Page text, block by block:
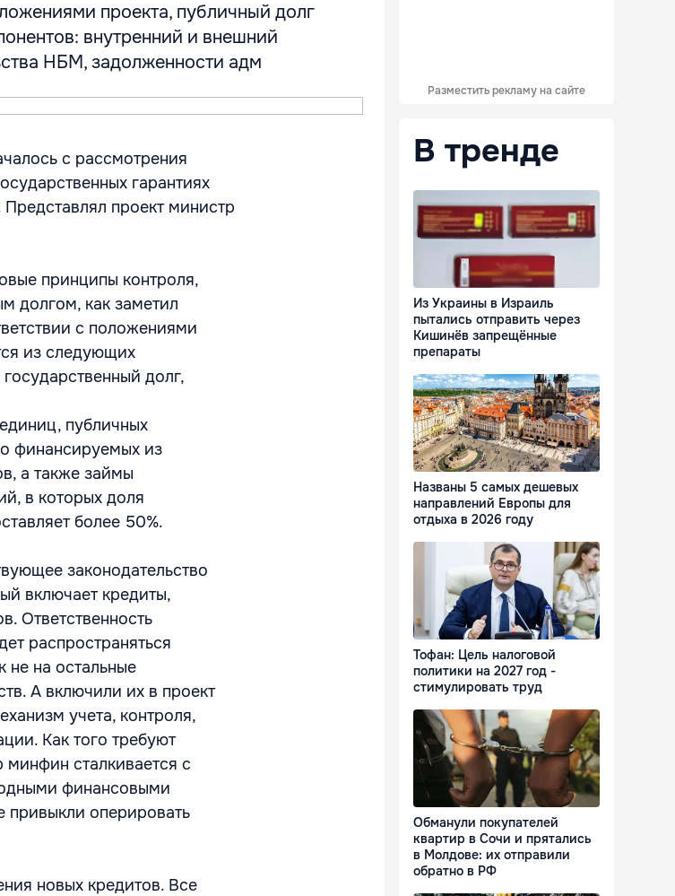
проекта, публичный долг
внутренний и внешний
НБМ, задолженности адм
с рассмотрения
гарантиях
проект министр
принципы контроля,
долгом, как заметил
с положениями
из следующих
долг,
публичных
финансируемых из
а также займы
в которых доля
более 50%.
законодательство
включает кредиты,
Ответственность
распространяться
не на остальные
А включили их в проект
учета, контроля,
Как того требуют
сталкивается с
финансовыми
привыкли оперировать
новых кредитов. Все
Разместить рекламу на сайте
В тренде
Из Украины в Израиль
пытались отправить через
Кишинёв запрещённые
препараты
Названы 5 самых дешевых
направлений Европы для
отдыха в 2026 году
Тофан: Цель налоговой
политики на 2027 год -
стимулировать труд
Обманули покупателей
квартир в Сочи и прятались
в Молдове: их отправили
обратно в РФ